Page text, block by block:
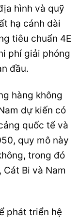
hình và quỹ
hạ cánh dài
tiêu chuẩn 4E
phí giải phóng
đầu.
hàng không
dự kiến có
quốc tế và
quy mô này
trong đó
Cát Bi và Nam
phát triển hệ